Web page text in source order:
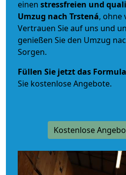
einen stressfreien und
Umzug nach Trstená, ohne
Vertrauen Sie auf uns und
genießen Sie den Umzug
Sorgen.
Füllen Sie jetzt das
Sie kostenlose Angebote.
Kostenlose